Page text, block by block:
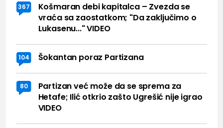
367
Košmaran debi kapitalca – Zvezda se
vraća sa zaostatkom; "Da zaključimo o
Lukasenu..." VIDEO
104 Šokantan poraz Partizana
80
Partizan već može da se sprema za
Hetafe; Ilić otkrio zašto Ugrešić nije igrao
VIDEO